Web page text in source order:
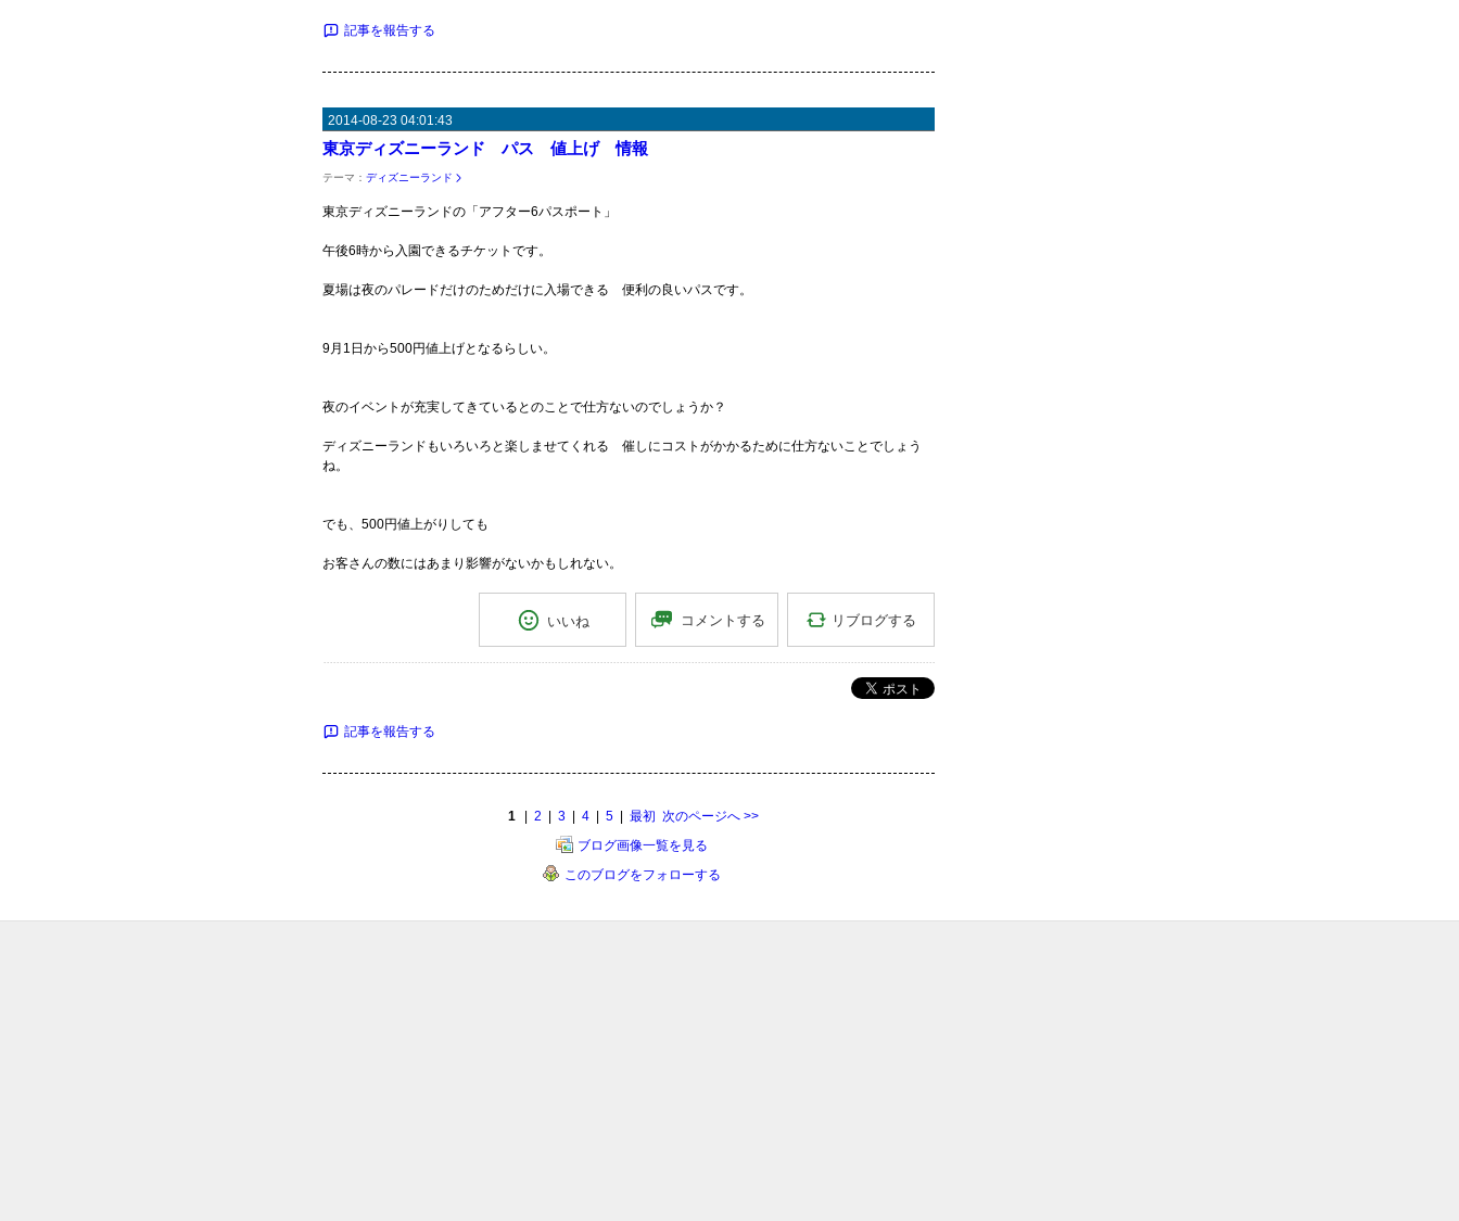
記事を報告する
2014-08-23 04:01:43
東京ディズニーランド パス 値上げ 情報
テーマ： ディズニーランド
東京ディズニーランドの「アフター6パスポート」
午後6時から入園できるチケットです。
夏場は夜のパレードだけのためだけに入場できる 便利の良いパスです。
9月1日から500円値上げとなるらしい。
夜のイベントが充実してきているとのことで仕方ないのでしょうか？
ディズニーランドもいろいろと楽しませてくれる 催しにコストがかかるために仕方ないことでしょう
ね。
でも、500円値上がりしても
お客さんの数にはあまり影響がないかもしれない。
いいね コメントする リブログする
ポスト
記事を報告する
1 2 3 4 5 最初 次のページへ>>
ブログ画像一覧を見る
このブログをフォローする